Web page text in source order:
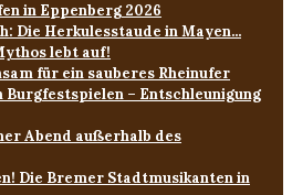
in Eppenberg 2026
Die Herkulesstaude in Mayen...
lebt auf!
für ein sauberes Rheinufer
Burgfestspielen – Entschleunigung
Abend außerhalb des
Die Bremer Stadtmusikanten in